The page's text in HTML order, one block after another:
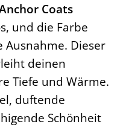
Coats
und die Farbe
Ausnahme. Dieser
deinen
Tiefe und Wärme.
duftende
Schönheit